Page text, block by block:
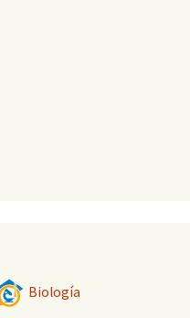
Biología